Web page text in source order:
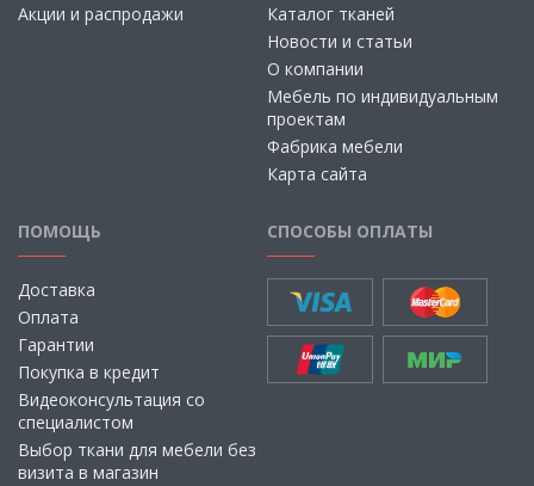
Акции и распродажи
Каталог тканей
Новости и статьи
О компании
Мебель по индивидуальным
проектам
Фабрика мебели
Карта сайта
ПОМОЩЬ
Доставка
Оплата
Гарантии
Покупка в кредит
Видеоконсультация со
специалистом
Выбор ткани для мебели без
визита в магазин
СПОСОБЫ ОПЛАТЫ